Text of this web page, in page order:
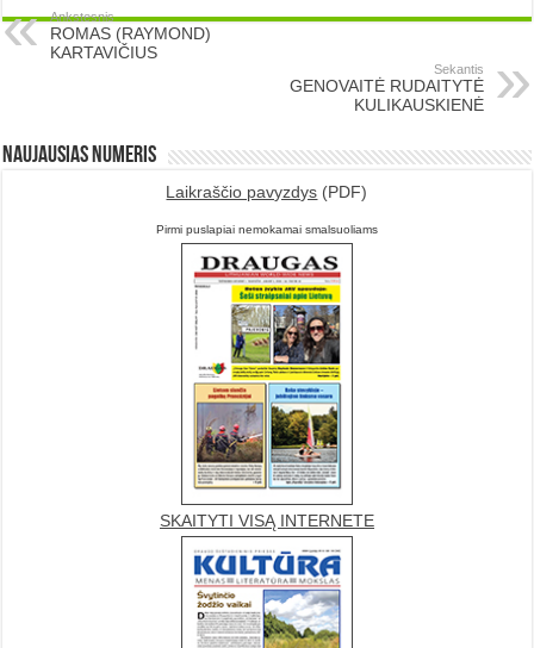
Ankstesnis
ROMAS (RAYMOND)
KARTAVIČIUS
Sekantis
GENOVAITĖ RUDAITYTĖ
KULIKAUSKIENĖ
Naujausias numeris
Laikraščio pavyzdys (PDF)
Pirmi puslapiai nemokamai smalsuoliams
SKAITYTI VISĄ INTERNETE